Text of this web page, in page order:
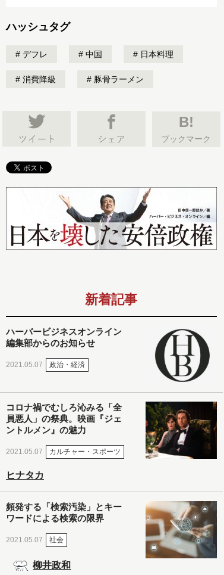
ハッシュタグ
デフレ 中国 日本料理
消費降級 豚骨ラーメン
B!
ブックマーク
新着記事
ハーバービジネスオンライン
編集部からのお知らせ
2021.05.07 政治・経済
コロナ禍でむしろ沁みる「全
員悪人」の祭典。映画『ジェ
ントルメン』の魅力
2021.05.07 カルチャー・スポーツ
ヒナタカ
頻発する「検索汚染」とキー
ワードによる検索の限界
2021.05.07 社会
柳井政和